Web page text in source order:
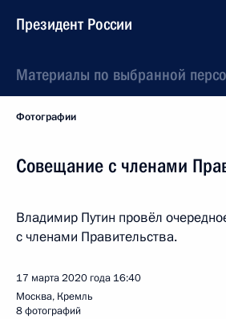
Президент России
Материалы по выбранной
Фотографии
Совещание с членами
Владимир Путин провёл
с членами Правительства.
17 марта 2020 года 16:40
Москва, Кремль
8 фотографий